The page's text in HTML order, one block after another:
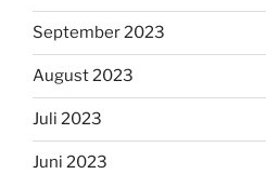
September 2023
August 2023
Juli 2023
Juni 2023